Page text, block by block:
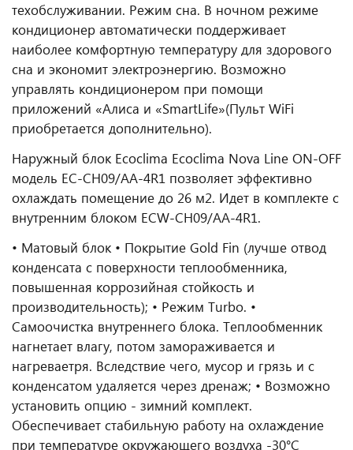
техобслуживании. Режим сна. В ночном режиме
кондиционер автоматически поддерживает
наиболее комфортную температуру для здорового
сна и экономит электроэнергию. Возможно
управлять кондиционером при помощи
приложений «Алиса и «SmartLife»(Пульт WiFi
приобретается дополнительно).
Наружный блок Ecoclima Ecoclima Nova Line ON-OFF
модель EC-СH09/AA-4R1 позволяет эффективно
охлаждать помещение до 26 м2. Идет в комплекте с
внутренним блоком ECW-СH09/AA-4R1.
• Матовый блок • Покрытие Gold Fin (лучше отвод
конденсата с поверхности теплообменника,
повышенная коррозийная стойкость и
производительность); • Режим Turbo. •
Cамоочистка внутреннего блока. Теплообменник
нагнетает влагу, потом замораживается и
нагреваетря. Вследствие чего, мусор и грязь и с
конденсатом удаляется через дренаж; • Возможно
установить опцию - зимний комплект.
Обеспечивает стабильную работу на охлаждение
при температуре окружающего воздуха -30°С